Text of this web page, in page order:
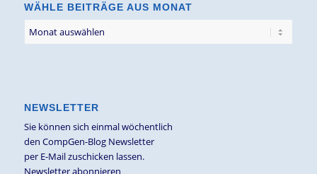
WÄHLE BEITRÄGE AUS MONAT
NEWSLETTER
Sie können sich einmal wöchentlich
den CompGen-Blog Newsletter
per E-Mail zuschicken lassen.
Newsletter abonnieren